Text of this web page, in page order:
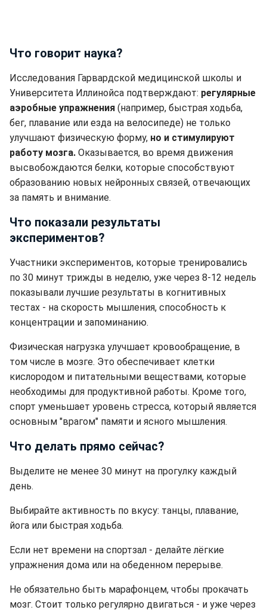
Что говорит наука?
Исследования Гарвардской медицинской школы и
Университета Иллинойса подтверждают: регулярные
аэробные упражнения (например, быстрая ходьба,
бег, плавание или езда на велосипеде) не только
улучшают физическую форму, но и стимулируют
работу мозга. Оказывается, во время движения
высвобождаются белки, которые способствуют
образованию новых нейронных связей, отвечающих
за память и внимание.
Что показали результаты
экспериментов?
Участники экспериментов, которые тренировались
по 30 минут трижды в неделю, уже через 8-12 недель
показывали лучшие результаты в когнитивных
тестах - на скорость мышления, способность к
концентрации и запоминанию.
Физическая нагрузка улучшает кровообращение, в
том числе в мозге. Это обеспечивает клетки
кислородом и питательными веществами, которые
необходимы для продуктивной работы. Кроме того,
спорт уменьшает уровень стресса, который является
основным "врагом" памяти и ясного мышления.
Что делать прямо сейчас?
Выделите не менее 30 минут на прогулку каждый
день.
Выбирайте активность по вкусу: танцы, плавание,
йога или быстрая ходьба.
Если нет времени на спортзал - делайте лёгкие
упражнения дома или на обеденном перерыве.
Не обязательно быть марафонцем, чтобы прокачать
мозг. Стоит только регулярно двигаться - и уже через